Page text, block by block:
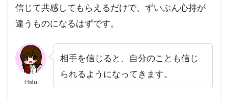
信じて共感してもらえるだけで、ずいぶん心持が
違うものになるはずです。
Halu
相手を信じると、自分のことも信じ
られるようになってきます。